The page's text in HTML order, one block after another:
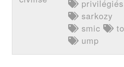
privilégiés
sarkozy
smic
ump